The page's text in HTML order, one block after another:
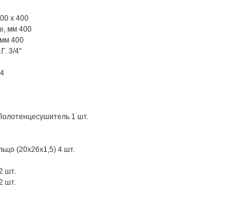
х 400
мм 400
400
3/4"
1 шт.
(20х26х1,5) 4 шт.
шт.
шт.